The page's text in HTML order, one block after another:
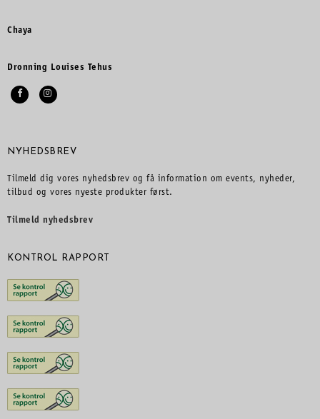
Chaya
Dronning Louises Tehus
NYHEDSBREV
Tilmeld dig vores nyhedsbrev og få information om events, nyheder,
tilbud og vores nyeste produkter først.
Tilmeld nyhedsbrev
KONTROL RAPPORT